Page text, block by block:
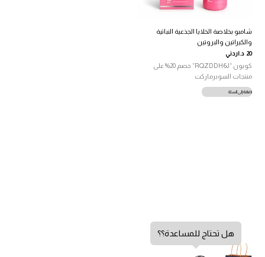
شامبو بخلاصة الخلايا الجذعية النباتية
والكيراتين والبروتين
20 د.اردني
كوبون “RQZDDH6J” خصم 20% على
منتجات السوبرماركت
إضافة إلى السلة
هل تحتاج للمساعدة؟؟